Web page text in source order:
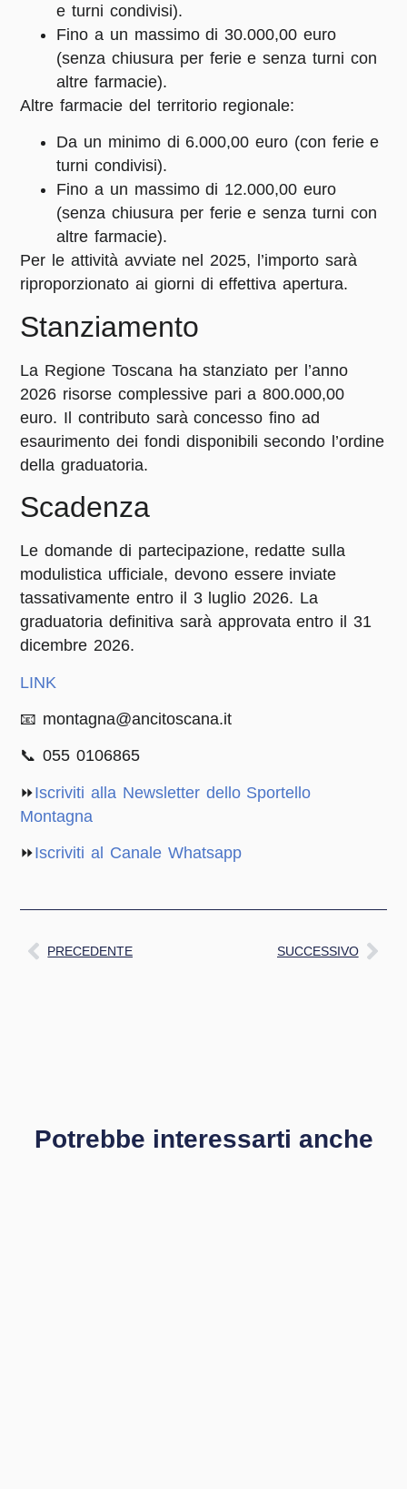
e turni condivisi).
Fino a un massimo di 30.000,00 euro
(senza chiusura per ferie e senza turni con
altre farmacie).
Altre farmacie del territorio regionale:
Da un minimo di 6.000,00 euro (con ferie e
turni condivisi).
Fino a un massimo di 12.000,00 euro
(senza chiusura per ferie e senza turni con
altre farmacie).
Per le attività avviate nel 2025, l’importo sarà
riproporzionato ai giorni di effettiva apertura.
Stanziamento
La Regione Toscana ha stanziato per l’anno
2026 risorse complessive pari a800.000,00
euro. Il contributo sarà concesso fino ad
esaurimento dei fondi disponibili secondo l’ordine
della graduatoria.
Scadenza
Le domande di partecipazione, redatte sulla
modulistica ufficiale, devono essere inviate
tassativamenteentro il 3 luglio 2026. La
graduatoria definitiva sarà approvata entro il 31
dicembre 2026.
LINK
📧 montagna@ancitoscana.it
📞 055 0106865
⏩Iscriviti alla Newsletter dello Sportello
Montagna
⏩Iscriviti al Canale Whatsapp
PRECEDENTE SUCCESSIVO
Potrebbe interessarti anche